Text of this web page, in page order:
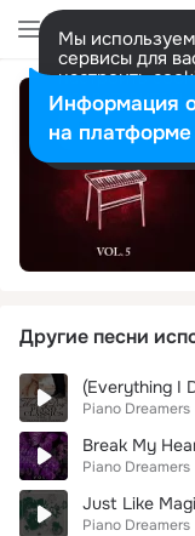
Мы
сервисы для
настроить
Разрешить
Другие песни
(Everything I
Piano Dreamers
Break My
Piano Dreamers
Just Like
Piano Dreamers
Информация
на